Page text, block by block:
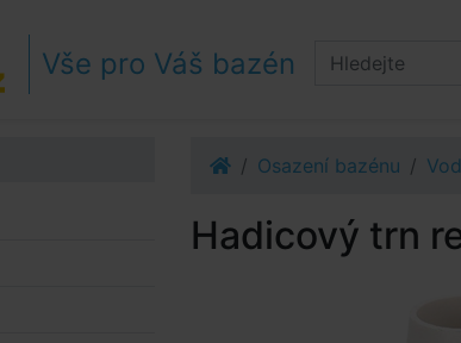
sloupciVše pro Váš bazén
Osazení bazénu
Hadicový trn